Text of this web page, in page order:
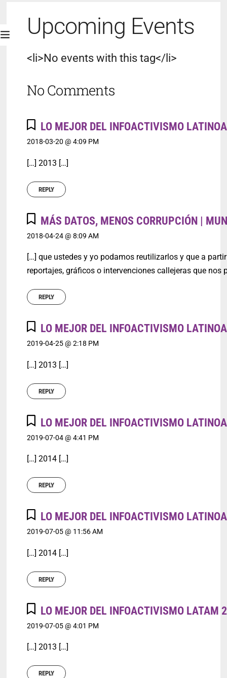
Upcoming Events
<li>No events with this tag</li>
No Comments
LO MEJOR DEL INFOACTIVISMO
2018-03-20 @ 4:09 PM
[…] 2013 […]
REPLY
MÁS DATOS, MENOS CORRUPCIÓN |
2018-04-24 @ 8:09 AM
[…] que ustedes y yo podamos reutilizarlos y que a
reportajes, gráficos o intervenciones callejeras que
REPLY
LO MEJOR DEL INFOACTIVISMO
2019-04-25 @ 2:18 PM
[…] 2013 […]
REPLY
LO MEJOR DEL INFOACTIVISMO
2019-07-04 @ 4:41 PM
[…] 2014 […]
REPLY
LO MEJOR DEL INFOACTIVISMO
2019-07-05 @ 11:56 AM
[…] 2014 […]
REPLY
LO MEJOR DEL INFOACTIVISMO LATAM
2019-07-05 @ 4:01 PM
[…] 2013 […]
REPLY